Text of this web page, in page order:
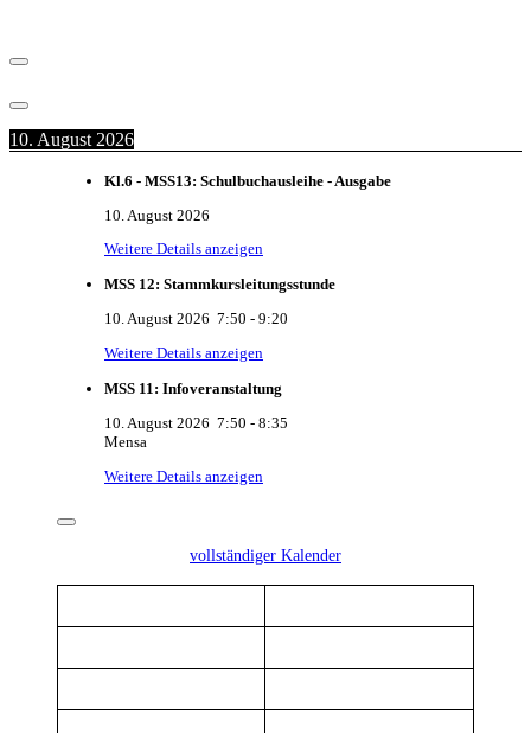
10. August 2026
Kl.6 - MSS13: Schulbuchausleihe - Ausgabe
10. August 2026
Weitere Details anzeigen
MSS 12: Stammkursleitungsstunde
10. August 2026 7:50 - 9:20
Weitere Details anzeigen
MSS 11: Infoveranstaltung
10. August 2026 7:50 - 8:35
Mensa
Weitere Details anzeigen
vollständiger Kalender